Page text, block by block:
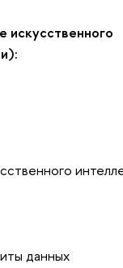
искусственного
данных